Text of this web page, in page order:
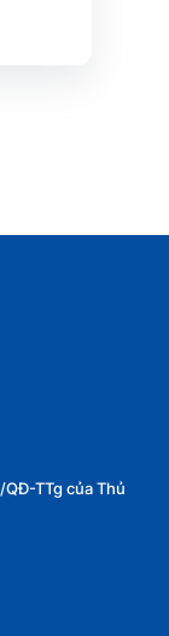
TTg của Thủ